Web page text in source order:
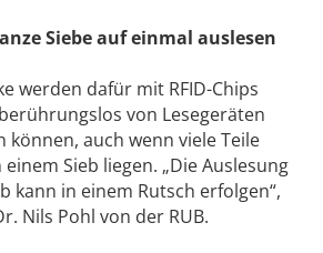
Siebe auf einmal auslesen
werden dafür mit RFID-Chips
von Lesegeräten
können, auch wenn viele Teile
Sieb liegen. „Die Auslesung
kann in einem Rutsch erfolgen“,
Nils Pohl von der RUB.